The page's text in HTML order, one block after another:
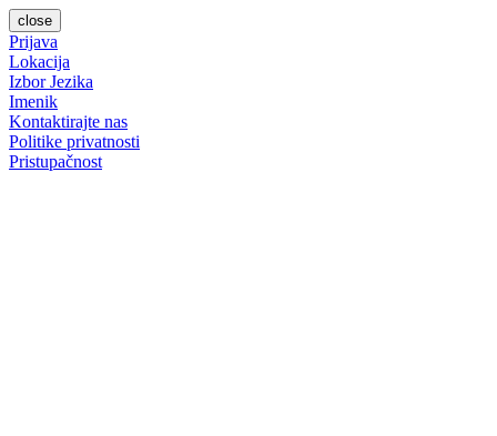
close
Prijava
Lokacija
Izbor Jezika
Imenik
Kontaktirajte nas
Politike privatnosti
Pristupačnost